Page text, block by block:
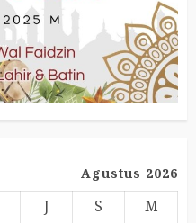
Agustus 2026
J S
M